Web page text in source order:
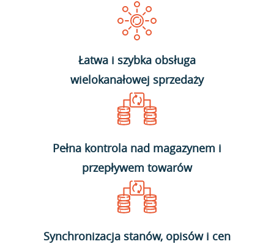
Łatwa i szybka obsługa
wielokanałowej sprzedaży
Pełna kontrola nad magazynem i
przepływem towarów
Synchronizacja stanów, opisów i cen